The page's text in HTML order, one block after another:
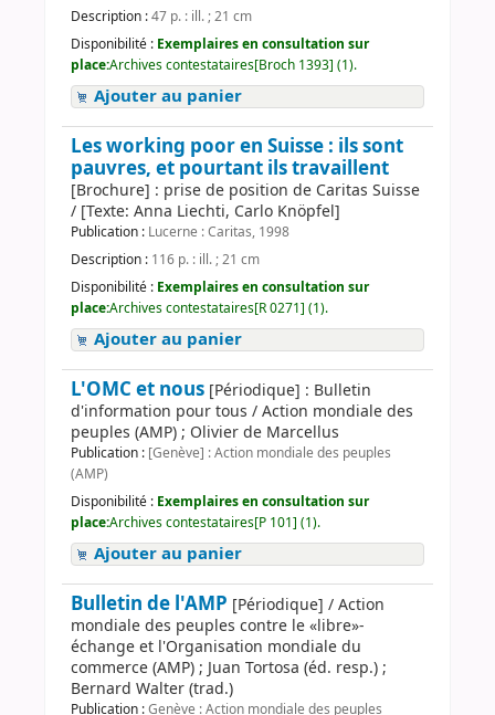
Description :47 p. : ill. ; 21 cm
Disponibilité : Exemplaires en consultation sur
place:Archives contestataires[Broch 1393] (1).
Ajouter au panier
Les working poor en Suisse : ils sont
pauvres, et pourtant ils travaillent
[Brochure] : prise de position de Caritas Suisse
/ [Texte: Anna Liechti, Carlo Knöpfel]
Publication : Lucerne : Caritas, 1998
Description : 116 p. : ill. ; 21 cm
Disponibilité : Exemplaires en consultation sur
place:Archives contestataires[R 0271] (1).
Ajouter au panier
L'OMC et nous [Périodique] : Bulletin
d'information pour tous / Action mondiale des
peuples (AMP) ; Olivier de Marcellus
Publication : [Genève] : Action mondiale des peuples
(AMP)
Disponibilité : Exemplaires en consultation sur
place:Archives contestataires[P 101] (1).
Ajouter au panier
Bulletin de l'AMP [Périodique] / Action
mondiale des peuples contre le «libre»-
échange et l'Organisation mondiale du
commerce (AMP) ; Juan Tortosa (éd. resp.) ;
Bernard Walter (trad.)
Publication :Genève : Action mondiale des peuples